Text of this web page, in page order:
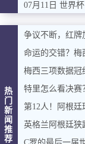
07月11日 世界
热
门
新
闻
推
荐
争议不断，红
命运的交错？梅
英格兰阿根廷狭